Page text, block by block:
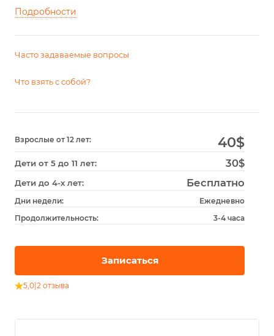
Подробности
Часто задаваемые вопросы
Что взять с собой?
Взрослые от 12 лет: 40$
Дети от 5 до 11 лет: 30$
Дети до 4-х лет: Бесплатно
Дни недели:
Ежедневно
Продолжительность:
3-4 часа
Записаться
5,0 2 отзыва